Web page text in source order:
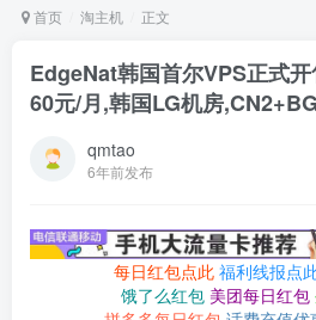
首页 淘主机 正文
EdgeNat韩国首尔VPS正式
60元/月,韩国LG机房
qmtao
6年前发布
每日红包点此 福利线报点
饿了么红包 美团每日红包